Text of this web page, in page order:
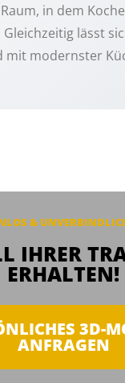
in dem
lässt
mit modernster
&
IHRER
ERHALTEN!
3D-
ANFRAGEN